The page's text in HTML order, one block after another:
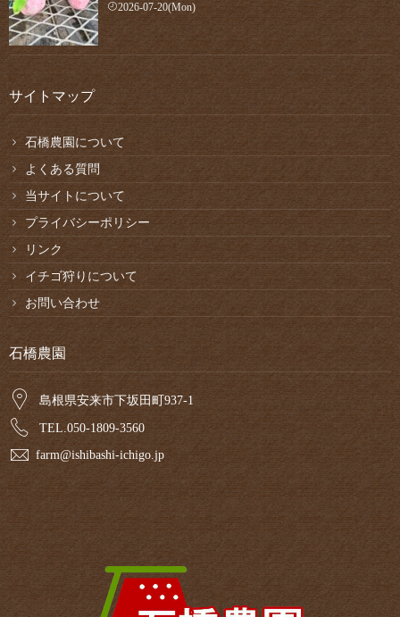
2026-07-20(Mon)
サイトマップ
石橋農園について
よくある質問
当サイトについて
プライバシーポリシー
リンク
イチゴ狩りについて
お問い合わせ
石橋農園
島根県安来市下坂田町937-1
TEL.050-1809-3560
farm@ishibashi-ichigo.jp